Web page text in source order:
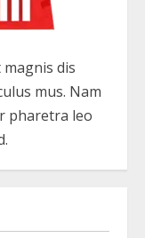
dis
mus. Nam
pharetra leo